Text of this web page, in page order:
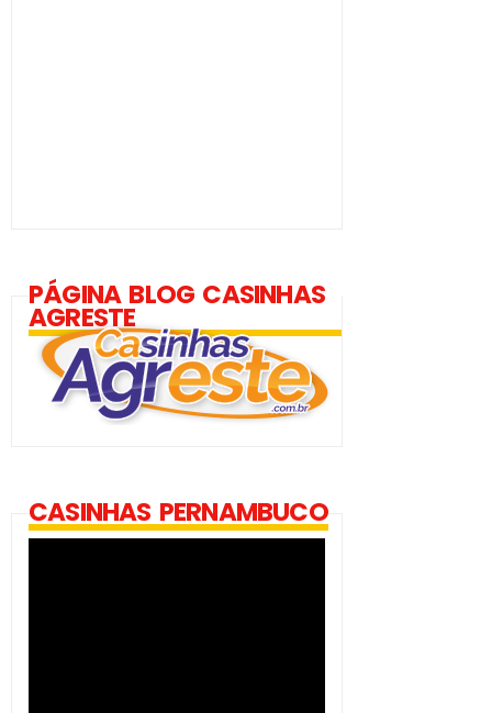
PÁGINA BLOG CASINHAS
AGRESTE
CASINHAS PERNAMBUCO